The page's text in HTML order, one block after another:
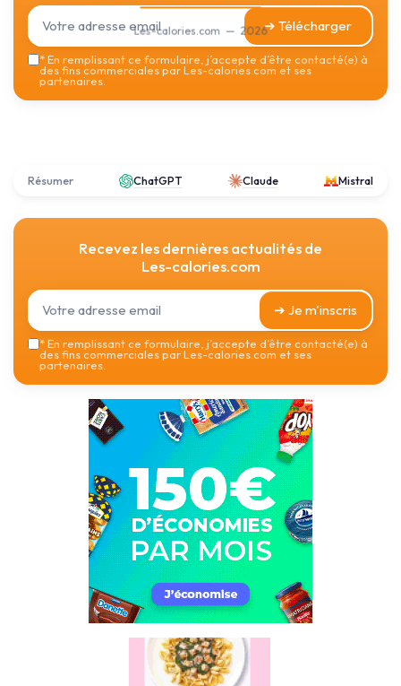
Les-calories.com — 2026➔ Télécharger
*En remplissant ce formulaire, j’accepte d’être contacté(e) à
des fins commerciales par Les-calories.com et ses
partenaires.
Résumer ChatGPT Claude Mistral
Recevez les dernières actualités de
Les-calories.com
➔ Je m'inscris
*En remplissant ce formulaire, j’accepte d’être contacté(e) à
des fins commerciales par Les-calories.com et ses
partenaires.